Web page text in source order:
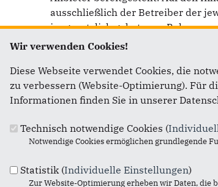
ausschließlich der Betreiber der
im gesetzlich gebotenen Rahmen
bzw. der verlinkten Seite ablehnen.
Unsere Datenschutzerklärung
Fußbereich
Anschrift
CDU Schleswig-Holstein
Wir verwenden Cookies!
Diese Webseite verwendet Cookies, die
zu verbessern (Website-Optimierung). Für
Informationen finden Sie in unserer
Technisch notwendige Cookies (
Notwendige Cookies ermöglichen grundlegende
Statistik (Individuelle Einstellungen)
Zur Website-Optimierung erheben wir Daten, die